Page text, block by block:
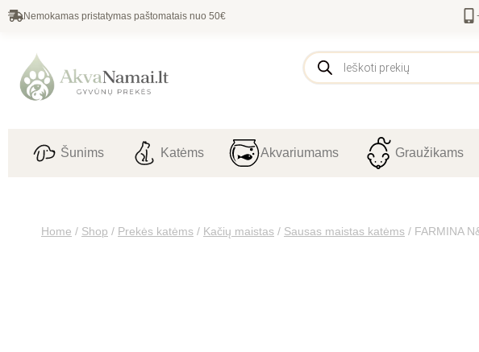
Nemokamas pristatymas paštomatais nuo 50€
Šunims Katėms Akvariumams Graužikams
Home / Shop / Prekės katėms / Kačių maistas / Sausas maistas katėms / FARMINA